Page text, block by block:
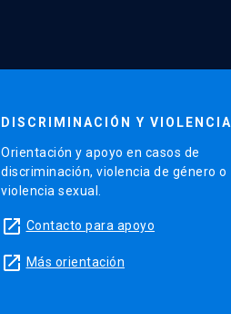
DISCRIMINACIÓN Y VIOLENCIA
Orientación y apoyo en casos de
discriminación, violencia de género o
violencia sexual.
launch Contacto para apoyo
launch Más orientación